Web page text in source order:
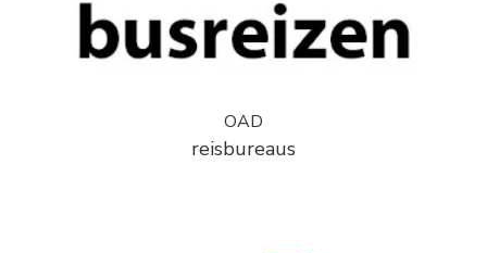
OAD
reisbureaus